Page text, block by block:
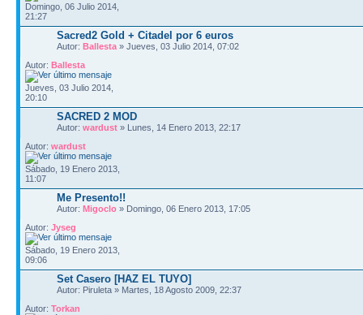
Domingo, 06 Julio 2014,
21:27
Sacred2 Gold + Citadel por 6 euros
Autor: Ballesta » Jueves, 03 Julio 2014, 07:02
Autor: Ballesta
Jueves, 03 Julio 2014,
20:10
SACRED 2 MOD
Autor: wardust » Lunes, 14 Enero 2013, 22:17
Autor: wardust
Sábado, 19 Enero 2013,
11:07
Me Presento!!
Autor: Migoclo » Domingo, 06 Enero 2013, 17:05
Autor: Jyseg
Sábado, 19 Enero 2013,
09:06
Set Casero [HAZ EL TUYO]
Autor: Piruleta » Martes, 18 Agosto 2009, 22:37
Autor: Torkan